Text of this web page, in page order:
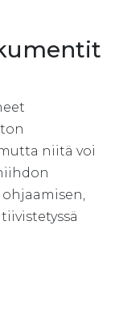
niitä voi